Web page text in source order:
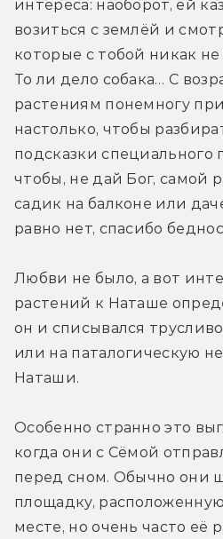
интереса: наоборот, ей
возиться с землёй и
которые с тобой никак
То ли дело собака… С
растениям понемногу
настолько, чтобы
подсказки
чтобы, не дай Бог, самой
садик на балконе или
равно нет, спасибо
Любви не было, а вот
растений к Наташе
он и списывался
или на паталогическую
Наташи.
Особенно странно это
когда они с Сёмой
перед сном. Обычно они
площадку,
месте, но очень часто её